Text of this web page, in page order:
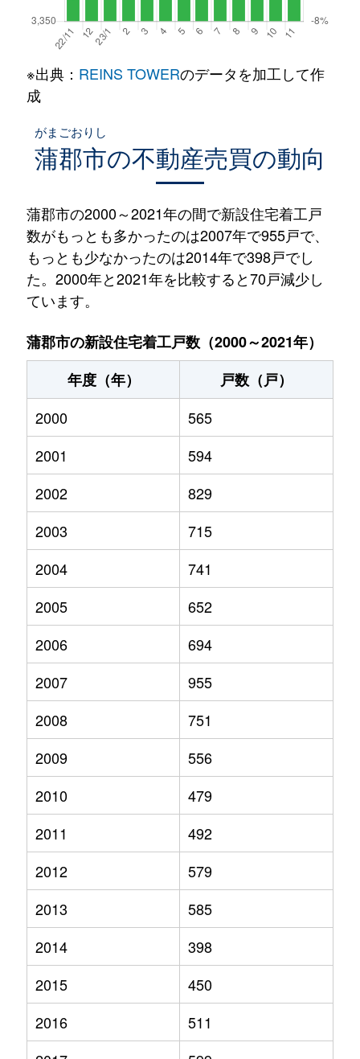
※出典： REINS TOWERのデータを加工して作
成
蒲郡市
がまごおりし
の不動産売買の動向
蒲郡市の2000～2021年の間で新設住宅着工戸
数がもっとも多かったのは2007年で955戸で、
もっとも少なかったのは2014年で398戸でし
た。2000年と2021年を比較すると70戸減少し
ています。
蒲郡市の新設住宅着工戸数（2000～2021年）
年度（年）
戸数（戸）
2000
565
2001
594
2002
829
2003
715
2004
741
2005
652
2006
694
2007
955
2008
751
2009
556
2010
479
2011
492
2012
579
2013
585
2014
398
2015
450
2016
511